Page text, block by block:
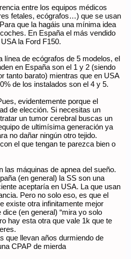
entre los equipos médicos
fetales, ecógrafos…) que se usan
que la hagáis una mínima idea
En España el más vendido
la Ford F150.
línea de ecógrafos de 5 modelos, el
en España son el 1 y 2 (siendo
tanto barato) mientras que en USA
de los instalados son el 4 y 5.
evidentemente porque el
de elección. Si necesitas un
un tumor cerebral buscas un
de ultimísima generación ya
no dañar ningún otro tejido.
el que tengan te parezca bien o
las máquinas de apnea del sueño.
(en general) la SS son una
aceptaría en USA. La que usan
Pero no solo eso, es que el
existe otra infinitamente mejor
(en general) “mira yo solo
hay esta otra que vale 1k que te
que llevan años durmiendo de
CPAP de mierda